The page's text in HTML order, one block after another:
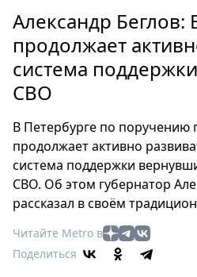
Россия
Мир
Здоровье
Мода
Театр
Кино
Афиша
Книги
Выставки
Пресс-
Александр Беглов:
продолжает
система
СВО
В Петербурге по поручению
продолжает активно
система поддержки
СВО. Об этом губернатор
рассказал в своём
Читайте Metro в
Поделиться